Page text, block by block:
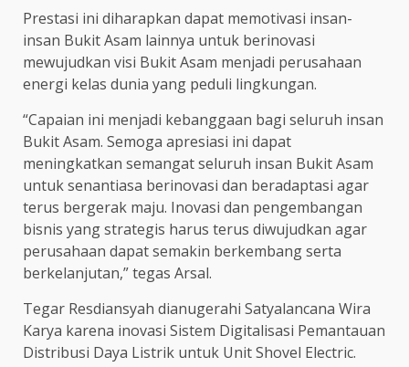
Prestasi ini diharapkan dapat memotivasi insan-
insan Bukit Asam lainnya untuk berinovasi
mewujudkan visi Bukit Asam menjadi perusahaan
energi kelas dunia yang peduli lingkungan.
“Capaian ini menjadi kebanggaan bagi seluruh insan
Bukit Asam. Semoga apresiasi ini dapat
meningkatkan semangat seluruh insan Bukit Asam
untuk senantiasa berinovasi dan beradaptasi agar
terus bergerak maju. Inovasi dan pengembangan
bisnis yang strategis harus terus diwujudkan agar
perusahaan dapat semakin berkembang serta
berkelanjutan,” tegas Arsal.
Tegar Resdiansyah dianugerahi Satyalancana Wira
Karya karena inovasi Sistem Digitalisasi Pemantauan
Distribusi Daya Listrik untuk Unit Shovel Electric.